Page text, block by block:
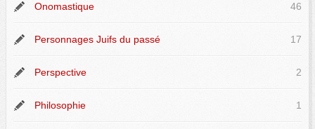
Onomastique 46
Personnages Juifs du passé 17
Perspective 2
Philosophie 1